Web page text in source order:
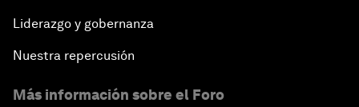
Liderazgo y gobernanza
Nuestra repercusión
Más información sobre el Foro